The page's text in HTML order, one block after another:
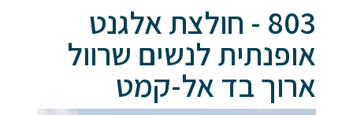
803 - חולצת אלגנט
אופנתית לנשים שרוול
ארוך בד אל-קמט